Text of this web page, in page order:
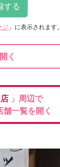
ジ 」に表示されます。
く
」周辺で
一覧を開く